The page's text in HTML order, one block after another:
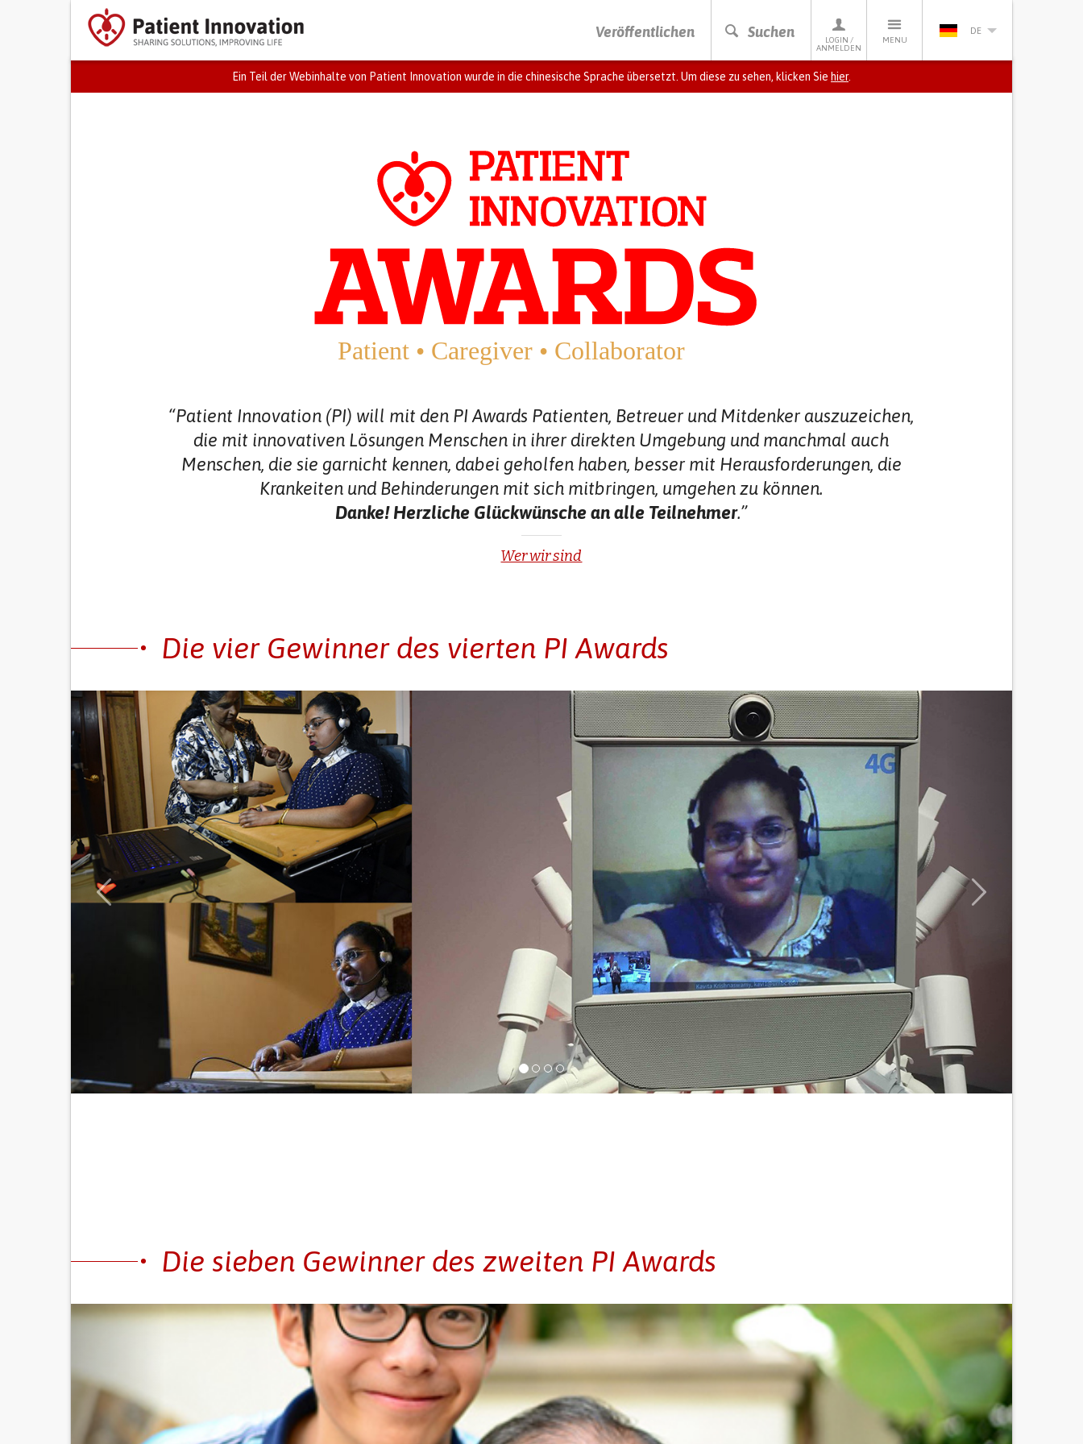
Veröffentlichen Suchen
LOGIN /
ANMELDEN
MENU
DE
DRÜCKEN SIE AUF ENTER UM DIE SUCHE ZU STARTEN
Ein Teil der Webinhalte von Patient Innovation wurde in die chinesische Sprache übersetzt. Um diese zu sehen, klicken Sie hier.
“Patient Innovation (PI) will mit den PI Awards Patienten, Betreuer und Mitdenker auszuzeichen,
die mit innovativen Lösungen Menschen in ihrer direkten Umgebung und manchmal auch
Menschen, die sie garnicht kennen, dabei geholfen haben, besser mit Herausforderungen, die
Krankeiten und Behinderungen mit sich mitbringen, umgehen zu können.
Danke! Herzliche Glückwünsche an alle Teilnehmer.”
Wer wir sind
Die vier Gewinner des vierten PI Awards
BEGLEITER
The Frog
Previous
Die sieben Gewinner des zweiten PI Awards
VON MITDENKERN
Früher Nächster